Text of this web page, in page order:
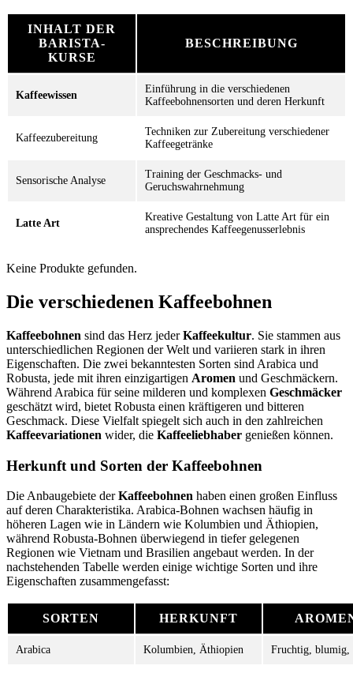
INHALT DER
BARISTA-
KURSE
BESCHREIBUNG
Kaffeewissen
Einführung in die verschiedenen
Kaffeebohnensorten und deren Herkunft
Kaffeezubereitung
Techniken zur Zubereitung verschiedener
Kaffeegetränke
Sensorische Analyse
Training der Geschmacks- und
Geruchswahrnehmung
Latte Art
Kreative Gestaltung von Latte Art für ein
ansprechendes Kaffeegenusserlebnis
Keine Produkte gefunden.
Die verschiedenen Kaffeebohnen
Kaffeebohnen sind das Herz jederKaffeekultur. Sie stammen aus
unterschiedlichen Regionen der Welt und variieren stark in ihren
Eigenschaften. Die zwei bekanntesten Sorten sind Arabica und
Robusta, jede mit ihren einzigartigen Aromen und Geschmäckern.
Während Arabica für seine milderen und komplexen Geschmäcker
geschätzt wird, bietet Robusta einen kräftigeren und bitteren
Geschmack. Diese Vielfalt spiegelt sich auch in den zahlreichen
Kaffeevariationen wider, die Kaffeeliebhaber genießen können.
Herkunft und Sorten der Kaffeebohnen
Die Anbaugebiete derKaffeebohnen haben einen großen Einfluss
auf deren Charakteristika. Arabica-Bohnen wachsen häufig in
höheren Lagen wie in Ländern wie Kolumbien und Äthiopien,
während Robusta-Bohnen überwiegend in tiefer gelegenen
Regionen wie Vietnam und Brasilien angebaut werden. In der
nachstehenden Tabelle werden einige wichtige Sorten und ihre
Eigenschaften zusammengefasst:
SORTEN HERKUNFT
Arabica Kolumbien, Äthiopien Fruchtig, blumig,